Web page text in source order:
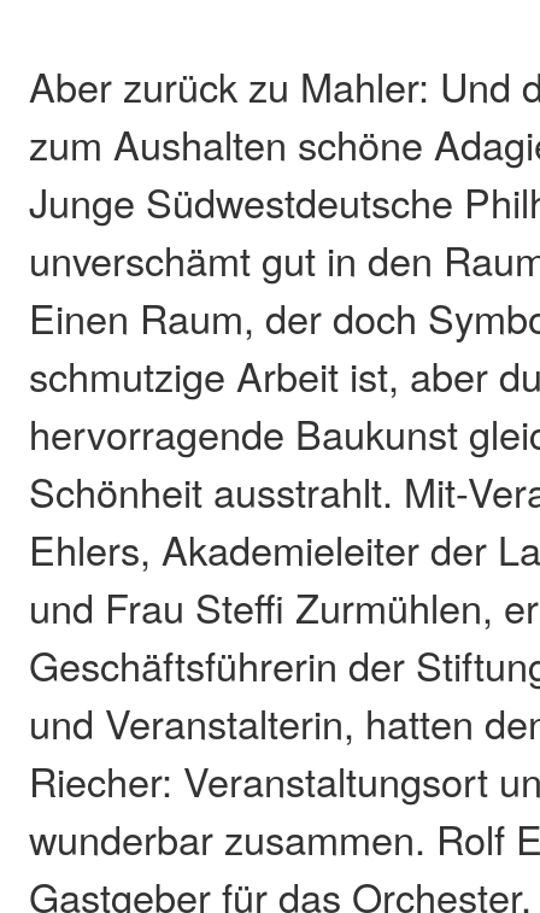
Aber zurück zu Mahler: Und
zum Aushalten schöne
Junge Südwestdeutsche
unverschämt gut in den
Einen Raum, der doch
schmutzige Arbeit ist, aber
hervorragende Baukunst
Schönheit ausstrahlt. Mit-
Ehlers, Akademieleiter der
und Frau Steffi Zurmühlen,
Geschäftsführerin der
und Veranstalterin, hatten
Riecher: Veranstaltungsort
wunderbar zusammen. Rolf
Gastgeber für das